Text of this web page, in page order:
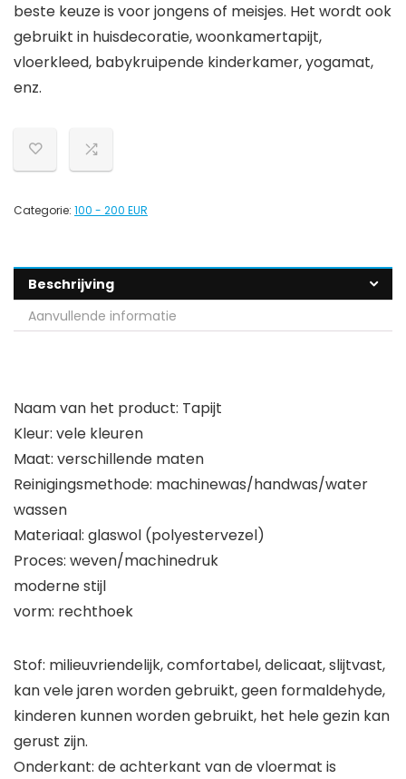
beste keuze is voor jongens of meisjes. Het wordt ook
gebruikt in huisdecoratie, woonkamertapijt,
vloerkleed, babykruipende kinderkamer, yogamat,
enz.
Categorie: 100 - 200 EUR
Beschrijving
Aanvullende informatie
Naam van het product: Tapijt
Kleur: vele kleuren
Maat: verschillende maten
Reinigingsmethode: machinewas/handwas/water
wassen
Materiaal: glaswol (polyestervezel)
Proces: weven/machinedruk
moderne stijl
vorm: rechthoek
Stof: milieuvriendelijk, comfortabel, delicaat, slijtvast,
kan vele jaren worden gebruikt, geen formaldehyde,
kinderen kunnen worden gebruikt, het hele gezin kan
gerust zijn.
Onderkant: de achterkant van de vloermat is